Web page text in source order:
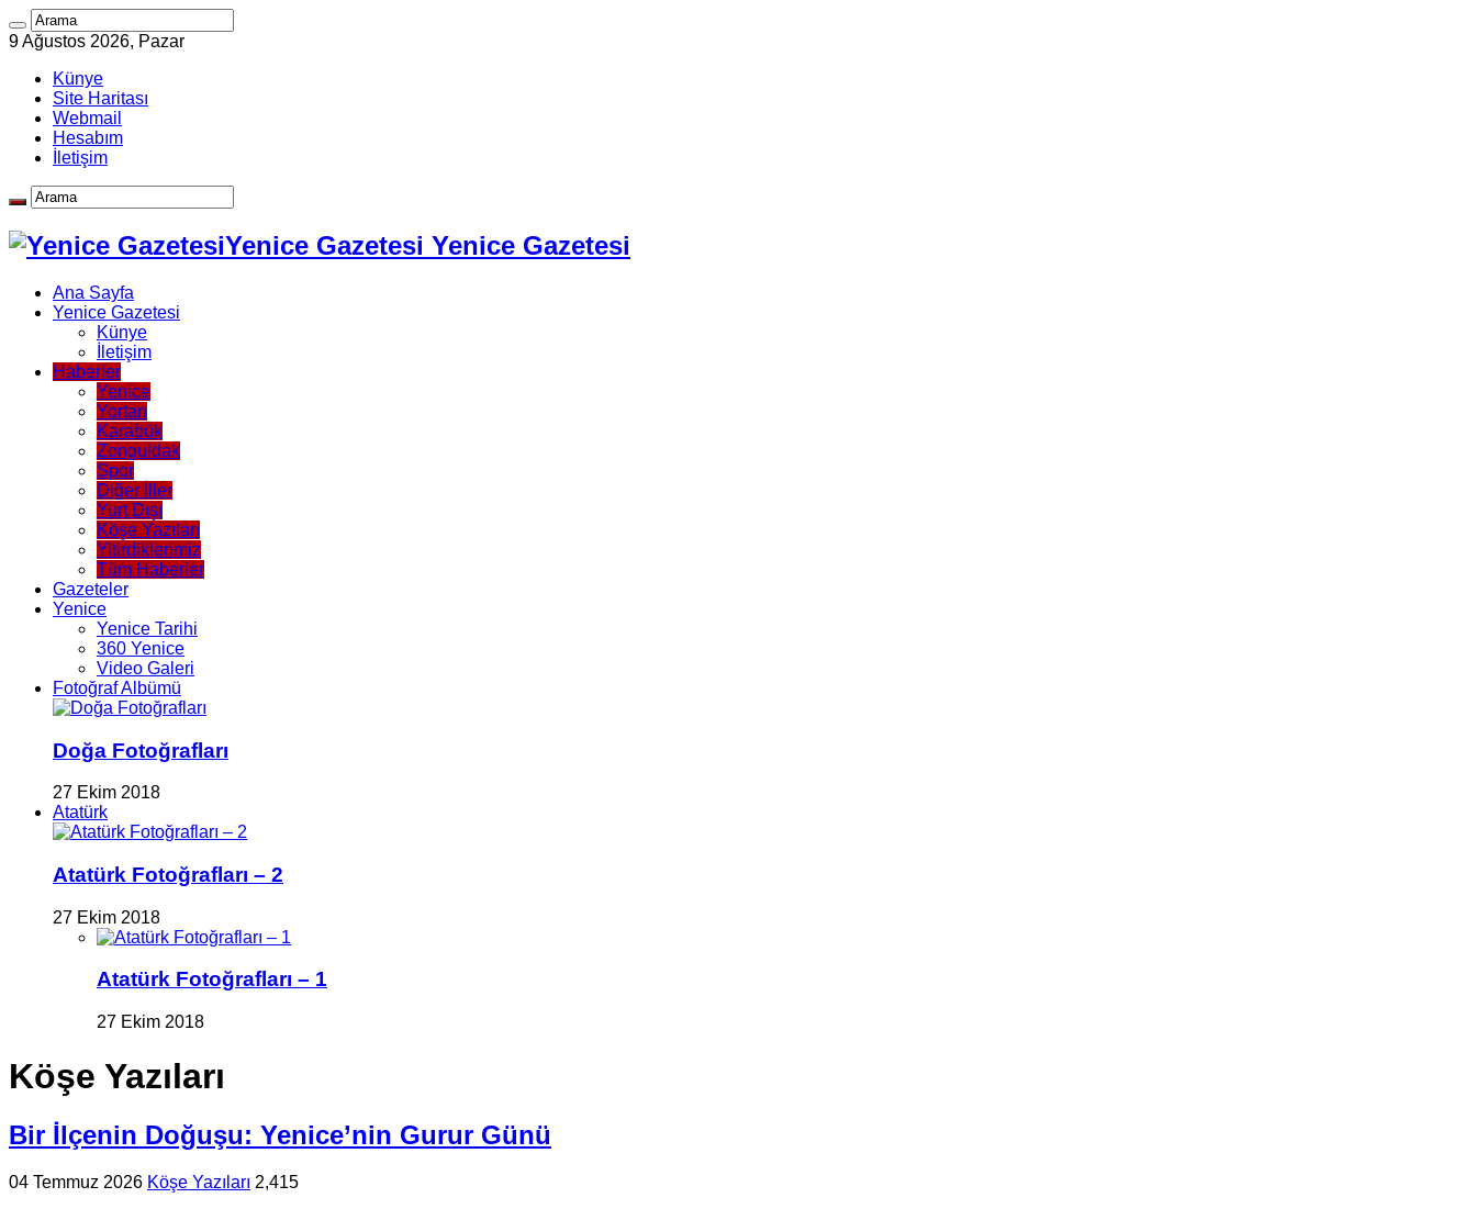
9 Ağustos 2026, Pazar
Künye
Site Haritası
Webmail
Hesabım
İletişim
Yenice Gazetesi Yenice Gazetesi
Ana Sayfa
Yenice Gazetesi
Künye
İletişim
Haberler
Yenice
Yortan
Karabük
Zonguldak
Spor
Diğer İller
Yurt Dışı
Köşe Yazıları
Yitirdiklerimiz
Tüm Haberler
Gazeteler
Yenice
Yenice Tarihi
360 Yenice
Video Galeri
Fotoğraf Albümü
Doğa Fotoğrafları
27 Ekim 2018
Atatürk
Atatürk Fotoğrafları – 2
27 Ekim 2018
Atatürk Fotoğrafları – 1
27 Ekim 2018
Köşe Yazıları
Bir İlçe­nin Do­ğu­şu: Ye­ni­ce’nin Gurur Günü
04 Temmuz 2026 Köşe Yazıları 2,415